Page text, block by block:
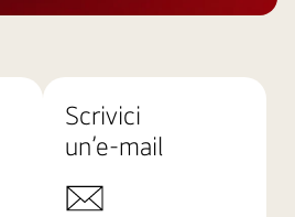
Scrivici
un’e-mail